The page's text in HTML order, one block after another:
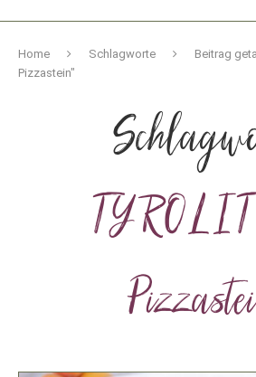
Home Schlagworte
Beitrag
Pizzastein"